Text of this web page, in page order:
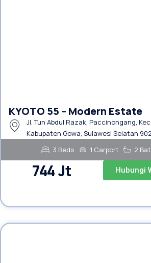
KYOTO 55 – Modern Estate
Jl. Tun Abdul Razak, Paccinongang,
Kabupaten Gowa, Sulawesi Selatan
3 Beds
1 Carport 2
744 Jt Hubungi